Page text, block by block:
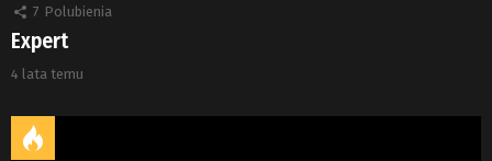
7 Polubienia
Expert
4 lata temu